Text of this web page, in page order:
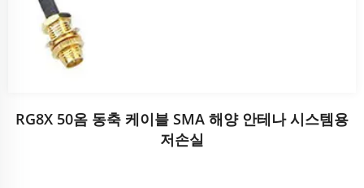
RG8X 50옴 동축 케이블 SMA 해양 안테나 시스템용
저손실